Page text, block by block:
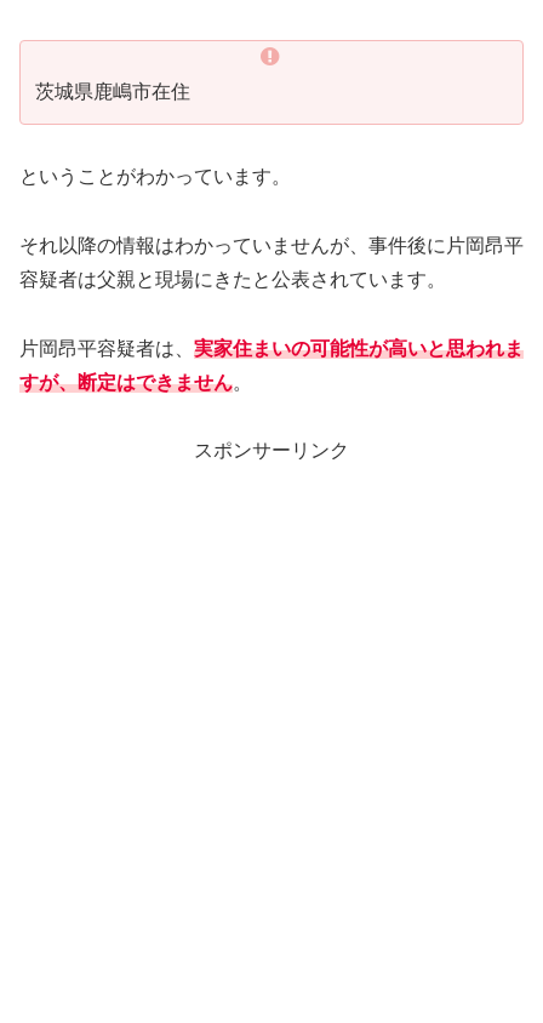
茨城県鹿嶋市在住
ということがわかっています。
それ以降の情報はわかっていませんが、事件後に片岡昂平
容疑者は父親と現場にきたと公表されています。
片岡昂平容疑者は、 実家住まいの可能性が高いと思われま
すが、断定はできません。
スポンサーリンク